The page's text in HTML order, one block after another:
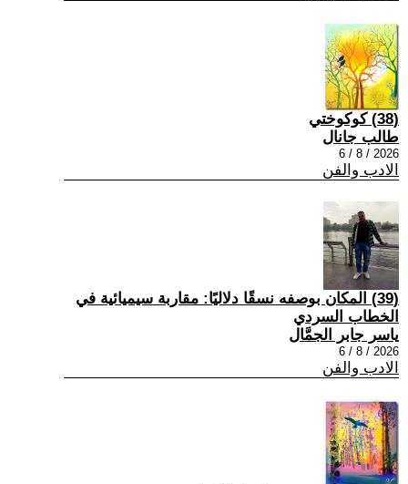
(38) كوكوختي
طالب جانال
2026 / 8 / 6
الادب والفن
(39) المكان بوصفه نسقًا دلاليًا: مقاربة سيميائية في
الخطاب السردي
ياسر جابر الجمَّال
2026 / 8 / 6
الادب والفن